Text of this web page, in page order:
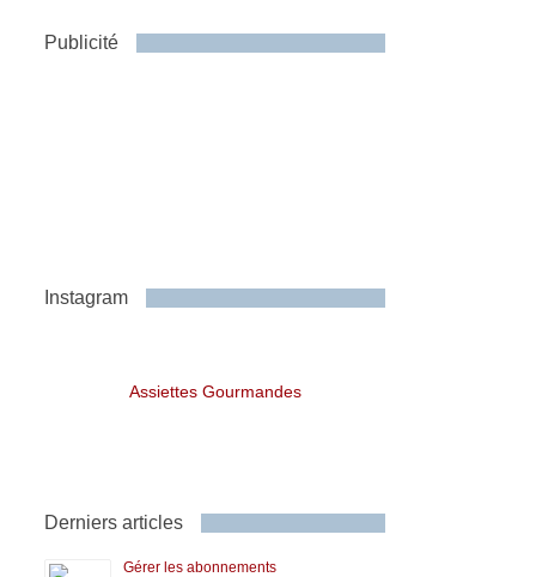
Publicité
Instagram
Assiettes Gourmandes
Derniers articles
Gérer les abonnements